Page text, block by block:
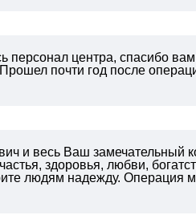
персонал центра, спасибо
почти год после
и весь Ваш замечательный
здоровья, любви,
людям надежду. Операция